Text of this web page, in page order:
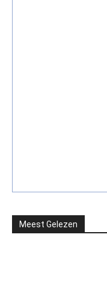
Meest Gelezen